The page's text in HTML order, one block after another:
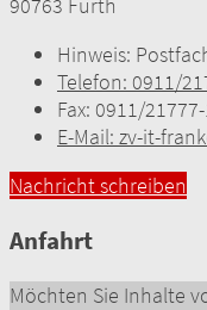
Hinweis:
Telefon: 0911/
Fax: 0911/
E-Mail: zv-it-
Nachricht schreiben
Anfahrt
Möchten Sie Inhalte